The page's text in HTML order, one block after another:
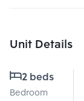
Unit Details
2 beds
Bedroom